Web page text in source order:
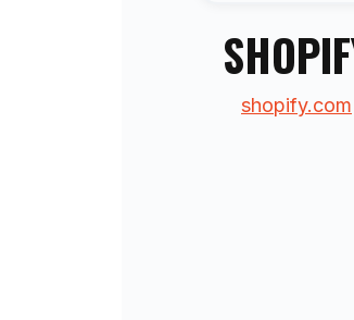
shopify.com